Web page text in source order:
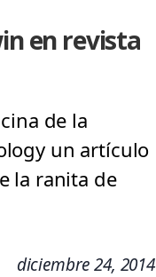
en revista
de la
un artículo
la ranita de
diciembre 24, 2014